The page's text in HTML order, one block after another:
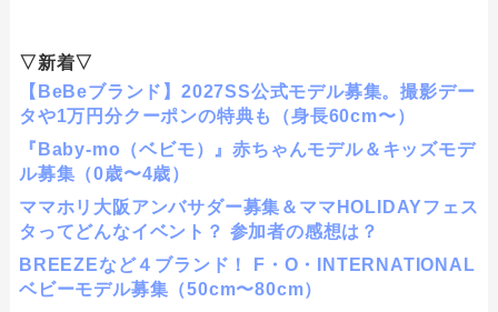
▽新着▽
【BeBeブランド】2027SS公式モデル募集。撮影デー
タや1万円分クーポンの特典も（身長60cm〜）
『Baby-mo（ベビモ）』赤ちゃんモデル＆キッズモデ
ル募集（0歳〜4歳）
ママホリ大阪アンバサダー募集＆ママHOLIDAYフェス
タってどんなイベント？ 参加者の感想は？
BREEZEなど４ブランド！ F・O・INTERNATIONAL
ベビーモデル募集（50cm〜80cm）